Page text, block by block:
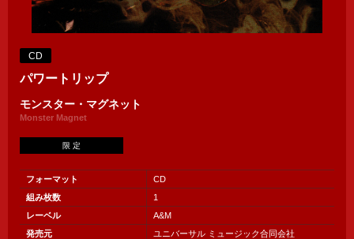
CD
パワートリップ
モンスター・マグネット
Monster Magnet
限 定
フォーマット
CD
組み枚数
1
レーベル
A&M
発売元
ユニバーサル ミュージック合同会社